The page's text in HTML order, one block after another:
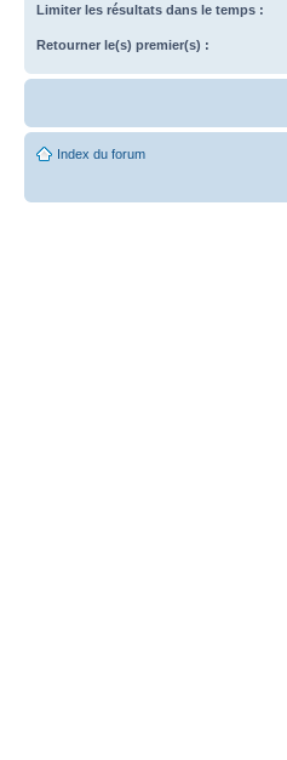
Limiter les résultats dans le temps :
Retourner le(s) premier(s) :
Index du forum